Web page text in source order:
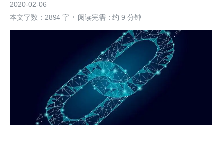
2020-02-06
本文字数：2894 字
阅读完需：约 9 分钟